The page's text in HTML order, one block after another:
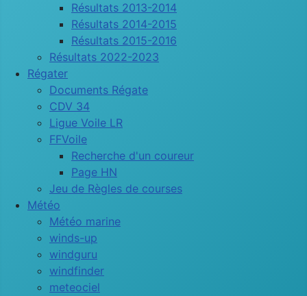
Résultats 2013-2014
Résultats 2014-2015
Résultats 2015-2016
Résultats 2022-2023
Régater
Documents Régate
CDV 34
Ligue Voile LR
FFVoile
Recherche d'un coureur
Page HN
Jeu de Règles de courses
Météo
Météo marine
winds-up
windguru
windfinder
meteociel